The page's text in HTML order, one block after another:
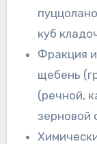
куб
Фракция
щебень
(речной,
зерновой